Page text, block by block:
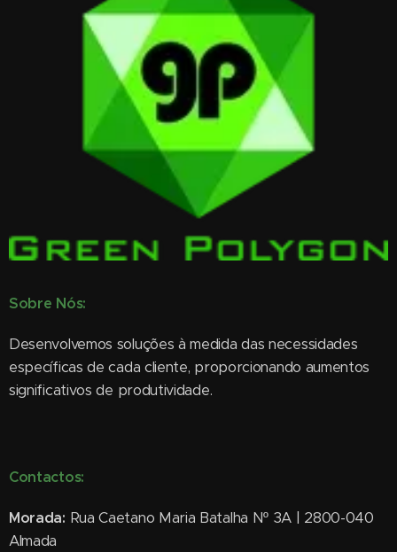
Sobre Nós:
Desenvolvemos soluções à medida das necessidades
específicas de cada cliente, proporcionando aumentos
significativos de produtividade.
Contactos:
Morada: Rua Caetano Maria Batalha Nº 3A | 2800-040
Almada